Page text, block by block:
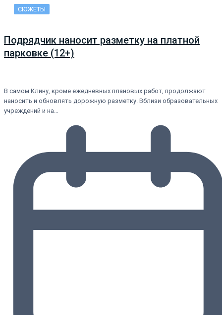
СЮЖЕТЫ
Подрядчик наносит разметку на платной
парковке (12+)
В самом Клину, кроме ежедневных плановых работ, продолжают
наносить и обновлять дорожную разметку. Вблизи образовательных
учреждений и на…